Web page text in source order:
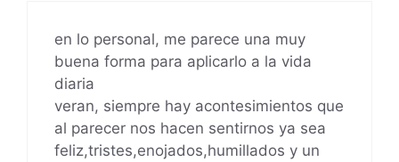
en lo personal, me parece una muy
buena forma para aplicarlo a la vida
diaria
veran, siempre hay acontesimientos que
al parecer nos hacen sentirnos ya sea
feliz,tristes,enojados,humillados y un